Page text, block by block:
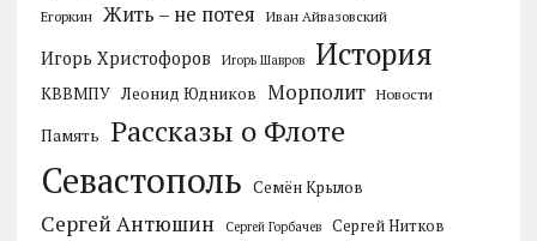
Егоркин Жить – не потея Иван Айвазовский
Игорь Христофоров Игорь Шавров История
КВВМПУ Леонид Юдников Морполит Новости
Память Рассказы о Флоте
Севастополь Семён Крылов
Сергей Антюшин Сергей Горбачев Сергей Нитков